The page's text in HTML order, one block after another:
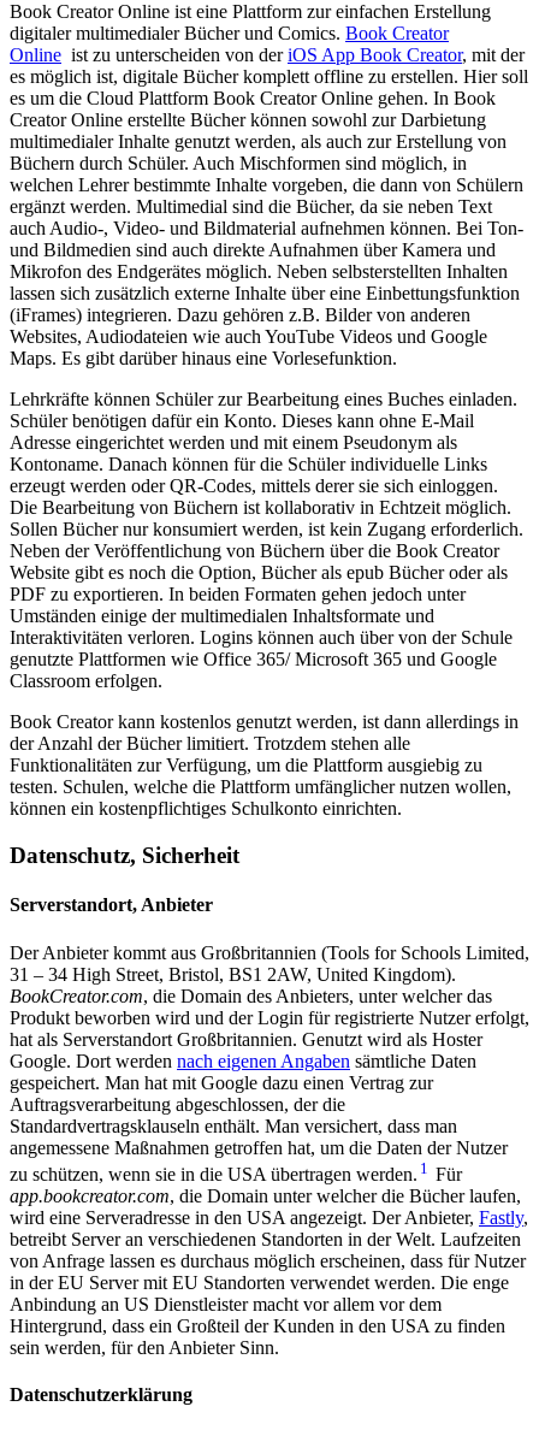
Book Creator Online ist eine Plattform zur einfachen Erstellung
digitaler multimedialer Bücher und Comics. Book Creator
Online ist zu unterscheiden von deriOS App Book Creator, mit der
es möglich ist, digitale Bücher komplett offline zu erstellen. Hier soll
es um die Cloud Plattform Book Creator Online gehen. In Book
Creator Online erstellte Bücher können sowohl zur Darbietung
multimedialer Inhalte genutzt werden, als auch zur Erstellung von
Büchern durch Schüler. Auch Mischformen sind möglich, in
welchen Lehrer bestimmte Inhalte vorgeben, die dann von Schülern
ergänzt werden. Multimedial sind die Bücher, da sie neben Text
auch Audio-, Video- und Bildmaterial aufnehmen können. Bei Ton-
und Bildmedien sind auch direkte Aufnahmen über Kamera und
Mikrofon des Endgerätes möglich. Neben selbsterstellten Inhalten
lassen sich zusätzlich externe Inhalte über eine Einbettungsfunktion
(iFrames) integrieren. Dazu gehören z.B. Bilder von anderen
Websites, Audiodateien wie auch YouTube Videos und Google
Maps. Es gibt darüber hinaus eine Vorlesefunktion.
Lehrkräfte können Schüler zur Bearbeitung eines Buches einladen.
Schüler benötigen dafür ein Konto. Dieses kann ohne E-Mail
Adresse eingerichtet werden und mit einem Pseudonym als
Kontoname. Danach können für die Schüler individuelle Links
erzeugt werden oder QR-Codes, mittels derer sie sich einloggen.
Die Bearbeitung von Büchern ist kollaborativ in Echtzeit möglich.
Sollen Bücher nur konsumiert werden, ist kein Zugang erforderlich.
Neben der Veröffentlichung von Büchern über die Book Creator
Website gibt es noch die Option, Bücher als epub Bücher oder als
PDF zu exportieren. In beiden Formaten gehen jedoch unter
Umständen einige der multimedialen Inhaltsformate und
Interaktivitäten verloren. Logins können auch über von der Schule
genutzte Plattformen wie Office 365/ Microsoft 365 und Google
Classroom erfolgen.
Book Creator kann kostenlos genutzt werden, ist dann allerdings in
der Anzahl der Bücher limitiert. Trotzdem stehen alle
Funktionalitäten zur Verfügung, um die Plattform ausgiebig zu
testen. Schulen, welche die Plattform umfänglicher nutzen wollen,
können ein kostenpflichtiges Schulkonto einrichten.
Datenschutz, Sicherheit
Serverstandort, Anbieter
Der Anbieter kommt aus Großbritannien (Tools for Schools Limited,
31 – 34 High Street, Bristol, BS1 2AW, United Kingdom).
BookCreator.com, die Domain des Anbieters, unter welcher das
Produkt beworben wird und der Login für registrierte Nutzer erfolgt,
hat als Serverstandort Großbritannien. Genutzt wird als Hoster
Google. Dort werden nach eigenen Angaben sämtliche Daten
gespeichert. Man hat mit Google dazu einen Vertrag zur
Auftragsverarbeitung abgeschlossen, der die
Standardvertragsklauseln enthält. Man versichert, dass man
angemessene Maßnahmen getroffen hat, um die Daten der Nutzer
zu schützen, wenn sie in die USA übertragen werden. 1 Für
app.bookcreator.com, die Domain unter welcher die Bücher laufen,
wird eine Serveradresse in den USA angezeigt. Der Anbieter, Fastly,
betreibt Server an verschiedenen Standorten in der Welt. Laufzeiten
von Anfrage lassen es durchaus möglich erscheinen, dass für Nutzer
in der EU Server mit EU Standorten verwendet werden. Die enge
Anbindung an US Dienstleister macht vor allem vor dem
Hintergrund, dass ein Großteil der Kunden in den USA zu finden
sein werden, für den Anbieter Sinn.
Datenschutzerklärung